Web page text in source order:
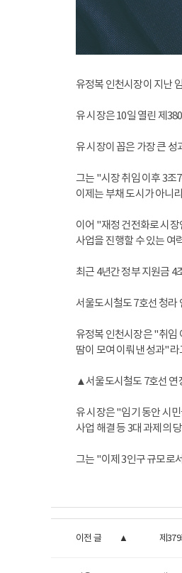
유정복 인천시장이 지난
유 시장은 10일 열린 제
유 시장이 꼽은 가장 큰
그는 "시장 취임 이후 3조
이제는 부채 도시가 아니
이어 "재정 건전화로 시
사업을 진행할 수 있는 여
최근 4년간 정부 지원금 4
서울도시철도 7호선 청라
유정복 인천시장은 "취임
땀이 모여 이뤄낸 성과"라
▲서울도시철도 7호선
유 시장은 "임기 동안 시
사업 해결 등 3대 과제의
그는 "이제 3인구 규모로
이전 글 제